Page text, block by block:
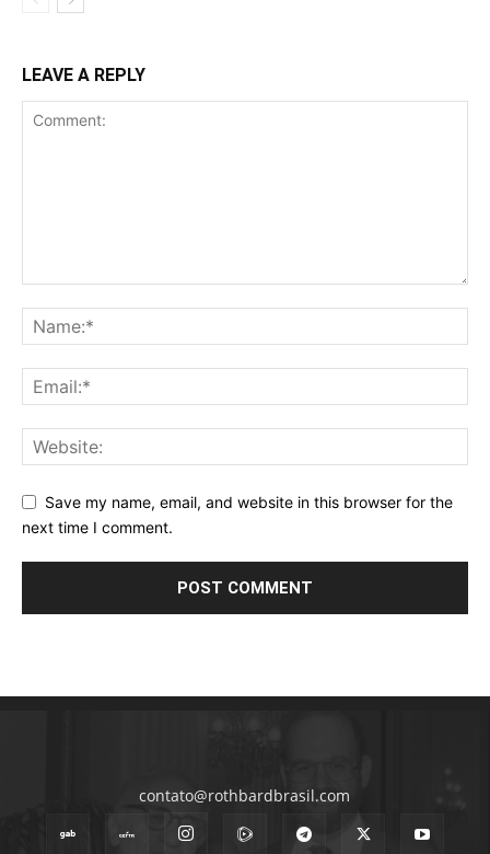
LEAVE A REPLY
Save my name, email, and website in this browser for the
next time I comment.
contato@rothbardbrasil.com